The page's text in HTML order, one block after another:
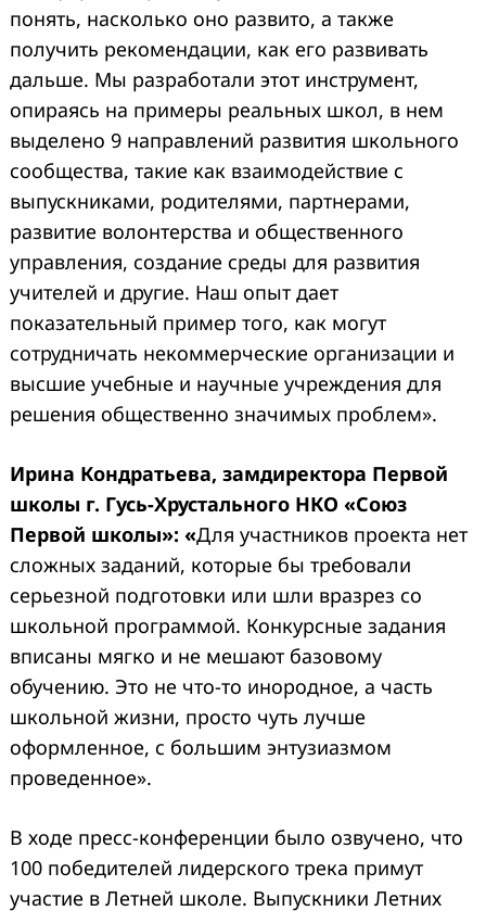
понять, насколько оно развито, а также
получить рекомендации, как его развивать
дальше. Мы разработали этот инструмент,
опираясь на примеры реальных школ, в нем
выделено 9 направлений развития школьного
сообщества, такие как взаимодействие с
выпускниками, родителями, партнерами,
развитие волонтерства и общественного
управления, создание среды для развития
учителей и другие. Наш опыт дает
показательный пример того, как могут
сотрудничать некоммерческие организации и
высшие учебные и научные учреждения для
решения общественно значимых проблем».
Ирина Кондратьева, замдиректора Первой
школы г. Гусь-Хрустального НКО «Союз
Первой школы»: «Для участников проекта нет
сложных заданий, которые бы требовали
серьезной подготовки или шли вразрез со
школьной программой. Конкурсные задания
вписаны мягко и не мешают базовому
обучению. Это не что-то инородное, а часть
школьной жизни, просто чуть лучше
оформленное, с большим энтузиазмом
проведенное».
В ходе пресс-конференции было озвучено, что
100 победителей лидерского трека примут
участие в Летней школе. Выпускники Летних